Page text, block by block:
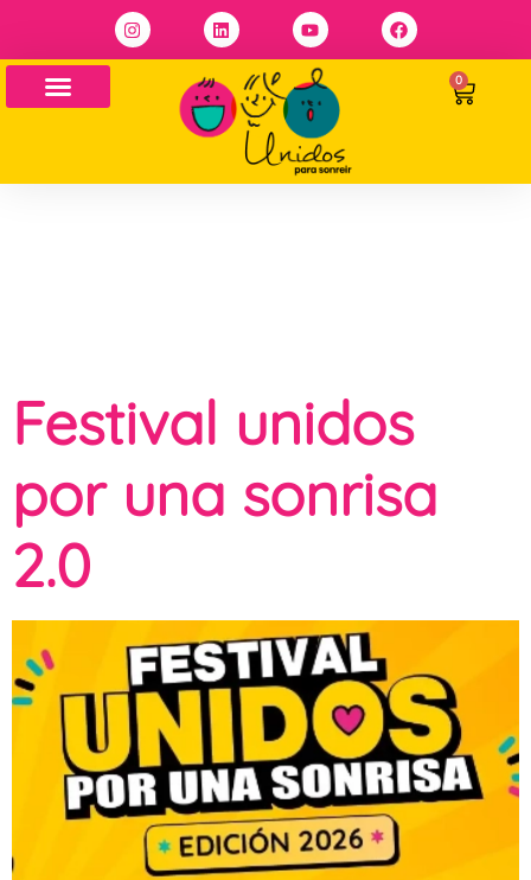
0
Festival unidos
por una sonrisa
2.0